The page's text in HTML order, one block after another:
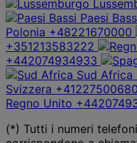
Paesi
Polonia +48221670000
+351213583222
+442074934933
Sud Africa
Svizzera +41227500680
Regno Unito
(*) Tutti i numeri